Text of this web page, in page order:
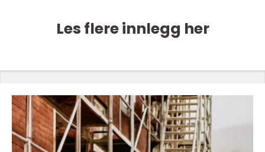
Les flere innlegg her